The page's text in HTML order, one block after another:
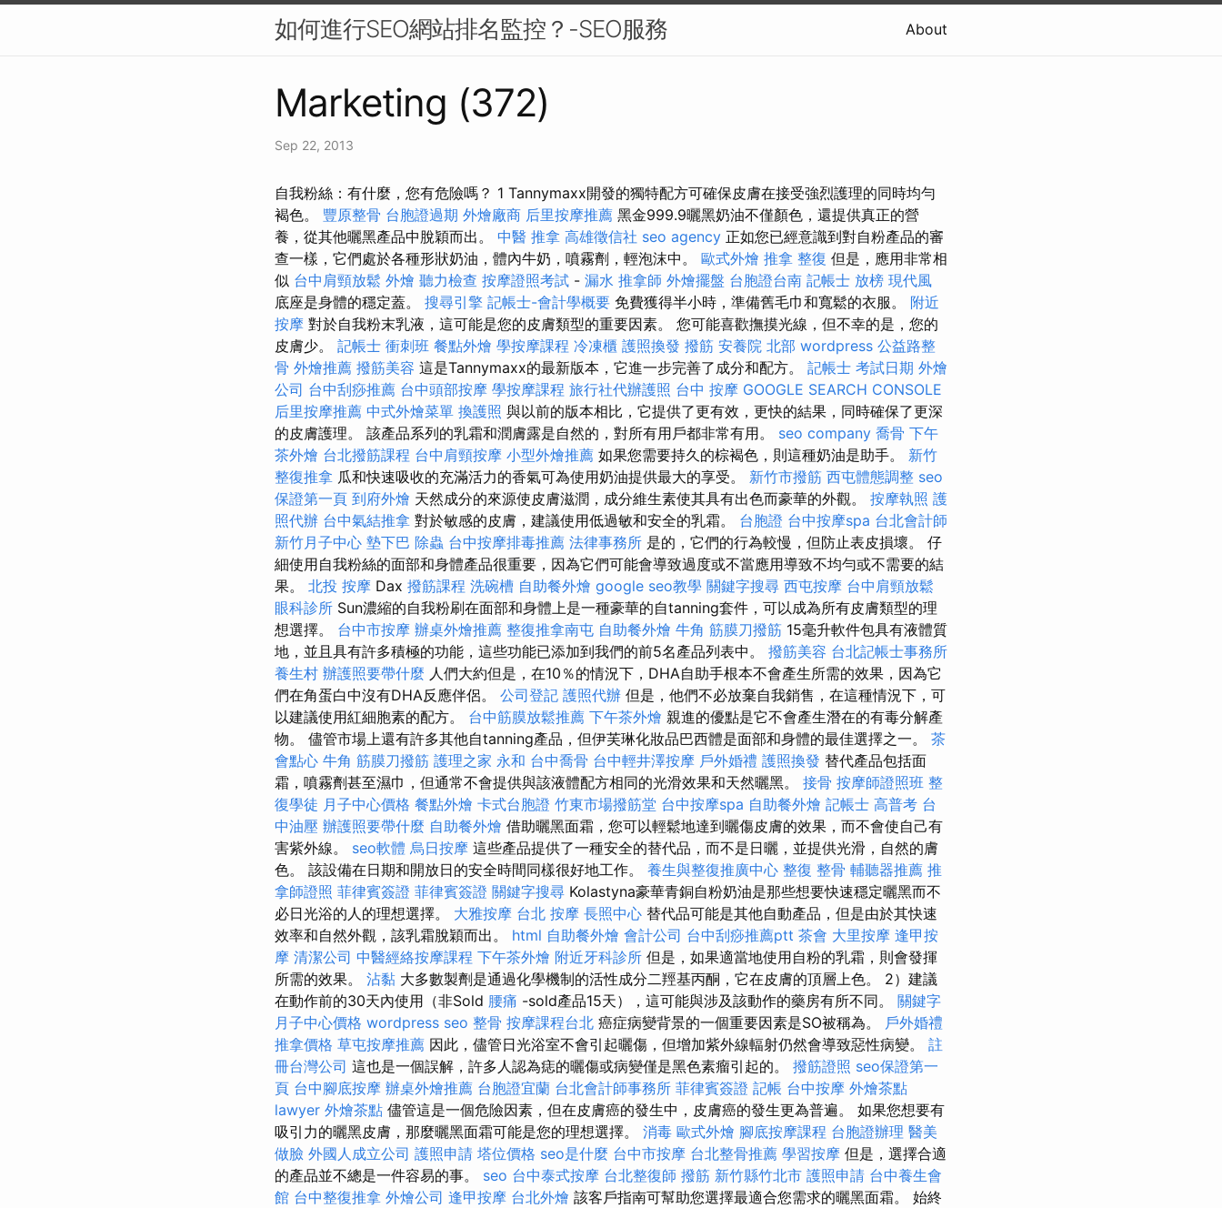
如何進行SEO網站排名監控？-SEO服務 About
Marketing (372)
Sep 22, 2013
自我粉絲：有什麼，您有危險嗎？ 1 Tannymaxx開發的獨特配方可確保皮膚在接受強烈護理的同時均勻
褐色。 豐原整骨 台胞證過期 外燴廠商 后里按摩推薦 黑金999.9曬黑奶油不僅顏色，還提供真正的營
養，從其他曬黑產品中脫穎而出。 中醫 推拿 高雄徵信社 seo agency 正如您已經意識到對自粉產品的審
查一樣，它們處於各種形狀奶油，體內牛奶，噴霧劑，輕泡沫中。 歐式外燴 推拿 整復 但是，應用非常相
似 台中肩頸放鬆 外燴 聽力檢查 按摩證照考試 - 漏水 推拿師 外燴擺盤 台胞證台南 記帳士 放榜 現代風
底座是身體的穩定蓋。 搜尋引擎 記帳士-會計學概要 免費獲得半小時，準備舊毛巾和寬鬆的衣服。 附近
按摩 對於自我粉末乳液，這可能是您的皮膚類型的重要因素。 您可能喜歡撫摸光線，但不幸的是，您的
皮膚少。 記帳士 衝刺班 餐點外燴 學按摩課程 冷凍櫃 護照換發 撥筋 安養院 北部 wordpress 公益路整
骨 外燴推薦 撥筋美容 這是Tannymaxx的最新版本，它進一步完善了成分和配方。 記帳士 考試日期 外燴
公司 台中刮痧推薦 台中頭部按摩 學按摩課程 旅行社代辦護照 台中 按摩 GOOGLE SEARCH CONSOLE
后里按摩推薦 中式外燴菜單 換護照 與以前的版本相比，它提供了更有效，更快的結果，同時確保了更深
的皮膚護理。 該產品系列的乳霜和潤膚露是自然的，對所有用戶都非常有用。 seo company 喬骨 下午
茶外燴 台北撥筋課程 台中肩頸按摩 小型外燴推薦 如果您需要持久的棕褐色，則這種奶油是助手。 新竹
整復推拿 瓜和快速吸收的充滿活力的香氣可為使用奶油提供最大的享受。 新竹市撥筋 西屯體態調整 seo
保證第一頁 到府外燴 天然成分的來源使皮膚滋潤，成分維生素使其具有出色而豪華的外觀。 按摩執照 護
照代辦 台中氣結推拿 對於敏感的皮膚，建議使用低過敏和安全的乳霜。 台胞證 台中按摩spa 台北會計師
新竹月子中心 墊下巴 除蟲 台中按摩排毒推薦 法律事務所 是的，它們的行為較慢，但防止表皮損壞。 仔
細使用自我粉絲的面部和身體產品很重要，因為它們可能會導致過度或不當應用導致不均勻或不需要的結
果。 北投 按摩 Dax 撥筋課程 洗碗槽 自助餐外燴 google seo教學 關鍵字搜尋 西屯按摩 台中肩頸放鬆
眼科診所 Sun濃縮的自我粉刷在面部和身體上是一種豪華的自tanning套件，可以成為所有皮膚類型的理
想選擇。 台中市按摩 辦桌外燴推薦 整復推拿南屯 自助餐外燴 牛角 筋膜刀撥筋 15毫升軟件包具有液體質
地，並且具有許多積極的功能，這些功能已添加到我們的前5名產品列表中。 撥筋美容 台北記帳士事務所
養生村 辦護照要帶什麼 人們大約但是，在10％的情況下，DHA自助手根本不會產生所需的效果，因為它
們在角蛋白中沒有DHA反應伴侶。 公司登記 護照代辦 但是，他們不必放棄自我銷售，在這種情況下，可
以建議使用紅細胞素的配方。 台中筋膜放鬆推薦 下午茶外燴 親進的優點是它不會產生潛在的有毒分解產
物。 儘管市場上還有許多其他自tanning產品，但伊芙琳化妝品巴西體是面部和身體的最佳選擇之一。 茶
會點心 牛角 筋膜刀撥筋 護理之家 永和 台中喬骨 台中輕井澤按摩 戶外婚禮 護照換發 替代產品包括面
霜，噴霧劑甚至濕巾，但通常不會提供與該液體配方相同的光滑效果和天然曬黑。 接骨 按摩師證照班 整
復學徒 月子中心價格 餐點外燴 卡式台胞證 竹東市場撥筋堂 台中按摩spa 自助餐外燴 記帳士 高普考 台
中油壓 辦護照要帶什麼 自助餐外燴 借助曬黑面霜，您可以輕鬆地達到曬傷皮膚的效果，而不會使自己有
害紫外線。 seo軟體 烏日按摩 這些產品提供了一種安全的替代品，而不是日曬，並提供光滑，自然的膚
色。 該設備在日期和開放日的安全時間同樣很好地工作。 養生與整復推廣中心 整復 整骨 輔聽器推薦 推
拿師證照 菲律賓簽證 菲律賓簽證 關鍵字搜尋 Kolastyna豪華青銅自粉奶油是那些想要快速穩定曬黑而不
必日光浴的人的理想選擇。 大雅按摩 台北 按摩 長照中心 替代品可能是其他自動產品，但是由於其快速
效率和自然外觀，該乳霜脫穎而出。 html 自助餐外燴 會計公司 台中刮痧推薦ptt 茶會 大里按摩 逢甲按
摩 清潔公司 中醫經絡按摩課程 下午茶外燴 附近牙科診所 但是，如果適當地使用自粉的乳霜，則會發揮
所需的效果。 沾黏 大多數製劑是通過化學機制的活性成分二羥基丙酮，它在皮膚的頂層上色。 2）建議
在動作前的30天內使用（非Sold 腰痛 -sold產品15天），這可能與涉及該動作的藥房有所不同。 關鍵字
月子中心價格 wordpress seo 整骨 按摩課程台北 癌症病變背景的一個重要因素是SO被稱為。 戶外婚禮
推拿價格 草屯按摩推薦 因此，儘管日光浴室不會引起曬傷，但增加紫外線輻射仍然會導致惡性病變。 註
冊台灣公司 這也是一個誤解，許多人認為痣的曬傷或病變僅是黑色素瘤引起的。 撥筋證照 seo保證第一
頁 台中腳底按摩 辦桌外燴推薦 台胞證宜蘭 台北會計師事務所 菲律賓簽證 記帳 台中按摩 外燴茶點
lawyer 外燴茶點 儘管這是一個危險因素，但在皮膚癌的發生中，皮膚癌的發生更為普遍。 如果您想要有
吸引力的曬黑皮膚，那麼曬黑面霜可能是您的理想選擇。 消毒 歐式外燴 腳底按摩課程 台胞證辦理 醫美
做臉 外國人成立公司 護照申請 塔位價格 seo是什麼 台中市按摩 台北整骨推薦 學習按摩 但是，選擇合適
的產品並不總是一件容易的事。 seo 台中泰式按摩 台北整復師 撥筋 新竹縣竹北市 護照申請 台中養生會
館 台中整復推拿 外燴公司 逢甲按摩 台北外燴 該客戶指南可幫助您選擇最適合您需求的曬黑面霜。 始終